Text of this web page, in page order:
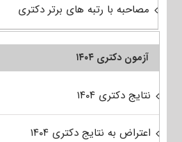
مصاحبه با رتبه های برتر دکتری
آزمون دکتری ۱۴۰۴
نتایج دکتری ۱۴۰۴
اعتراض به نتایج دکتری ۱۴۰۴